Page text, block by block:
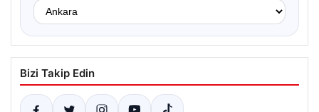
Bizi Takip Edin